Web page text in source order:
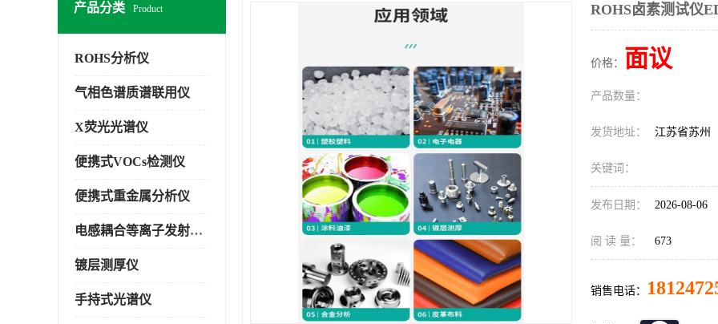
产品分类 Product
ROHS分析仪
气相色谱质谱联用仪
X荧光光谱仪
便携式VOCs检测仪
便携式重金属分析仪
电感耦合等离子发射光谱仪
镀层测厚仪
手持式光谱仪
ROHS卤素测试仪
价格： 面议
产品数量：
发货地址： 江苏省苏州
关键词：
发布日期： 2026-08-06
阅 读 量： 673
销售电话：